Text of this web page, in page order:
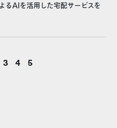
AIを活用した宅配サービスを
3 4 5